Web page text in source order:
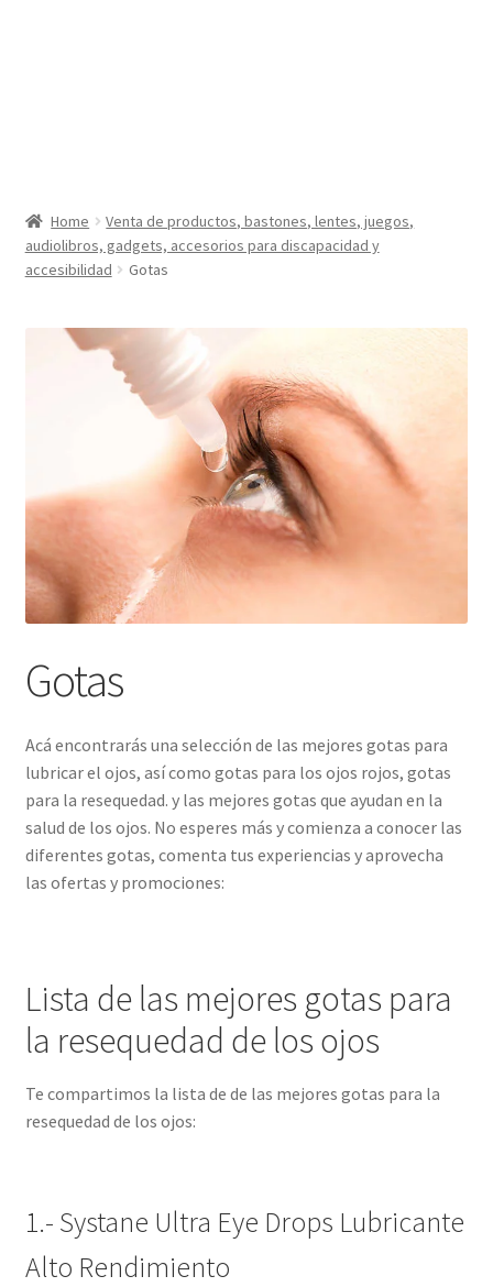
Home
Venta de productos, bastones, lentes, juegos,
audiolibros, gadgets, accesorios para discapacidad y
accesibilidad
Gotas
Gotas
Acá encontrarás una selección de las mejores gotas para
lubricar el ojos, así como gotas para los ojos rojos, gotas
para la resequedad. y las mejores gotas que ayudan en la
salud de los ojos. No esperes más y comienza a conocer las
diferentes gotas, comenta tus experiencias y aprovecha
las ofertas y promociones:
Lista de las mejores gotas para
la resequedad de los ojos
Te compartimos la lista de de las mejores gotas para la
resequedad de los ojos:
1.- Systane Ultra Eye Drops Lubricante
Alto Rendimiento